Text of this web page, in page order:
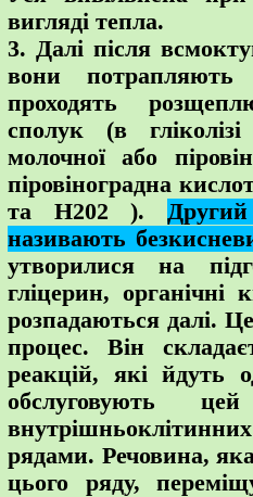
вигляді тепла.
3. Далі після
вони
проходять
сполук (в
молочної або
піровіноградна
та Н202 ).
називають
утворилися на
гліцерин,
розпадаються далі.
процес. Він
реакцій, які
обслуговують
рядами. Речовина,
цього ряду,